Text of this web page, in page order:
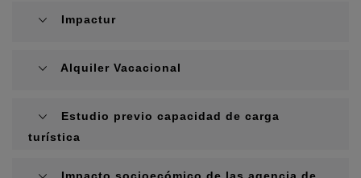
Impactur
Alquiler Vacacional
Estudio previo capacidad de carga
turística